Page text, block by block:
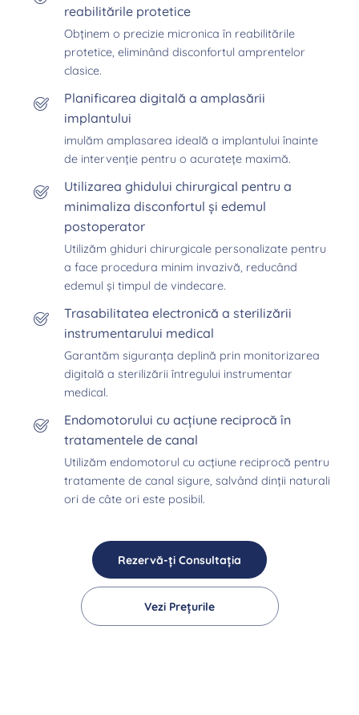
reabilitările protetice
Obținem o precizie micronica în reabilitările
protetice, eliminând disconfortul amprentelor
clasice.
Planificarea digitală a amplasării
implantului
imulăm amplasarea ideală a implantului înainte
de intervenție pentru o acuratețe maximă.
Utilizarea ghidului chirurgical pentru a
minimaliza disconfortul și edemul
postoperator
Utilizăm ghiduri chirurgicale personalizate pentru
a face procedura minim invazivă, reducând
edemul și timpul de vindecare.
Trasabilitatea electronică a sterilizării
instrumentarului medical
Garantăm siguranța deplină prin monitorizarea
digitală a sterilizării întregului instrumentar
medical.
Endomotorului cu acțiune reciprocă în
tratamentele de canal
Utilizăm endomotorul cu acțiune reciprocă pentru
tratamente de canal sigure, salvând dinții naturali
ori de câte ori este posibil.
Rezervă-ți Consultația
Vezi Prețurile